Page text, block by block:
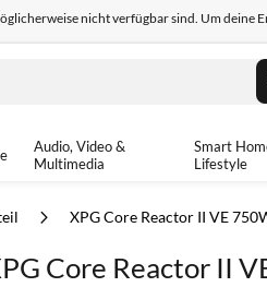
nicht verfügbar sind. Um deine
14-
Audio, Video &
Multimedia
Smart
Lifestyle
XPG Core Reactor II VE
Core Reactor II